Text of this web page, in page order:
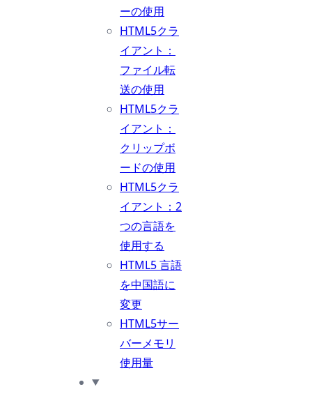
ーの使用
HTML5クラ
イアント：
ファイル転
送の使用
HTML5クラ
イアント：
クリップボ
ードの使用
HTML5クラ
イアント：2
つの言語を
使用する
HTML5 言語
を中国語に
変更
HTML5サー
バーメモリ
使用量